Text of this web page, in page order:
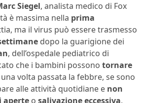
Siegel, analista medico di Fox
è massima nella prima
ma il virus può essere trasmesso
dopo la guarigione dei
, dell’ospedale pediatrico di
che i bambini possono tornare
una volta passata la febbre, se sono
alle attività quotidiane e non
aperte o salivazione eccessiva,